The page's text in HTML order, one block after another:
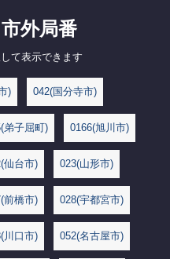
外局番
て表示できます
) 042(国分寺市)
弟子屈町) 0166(旭川市)
仙台市) 023(山形市)
前橋市) 028(宇都宮市)
川口市) 052(名古屋市)